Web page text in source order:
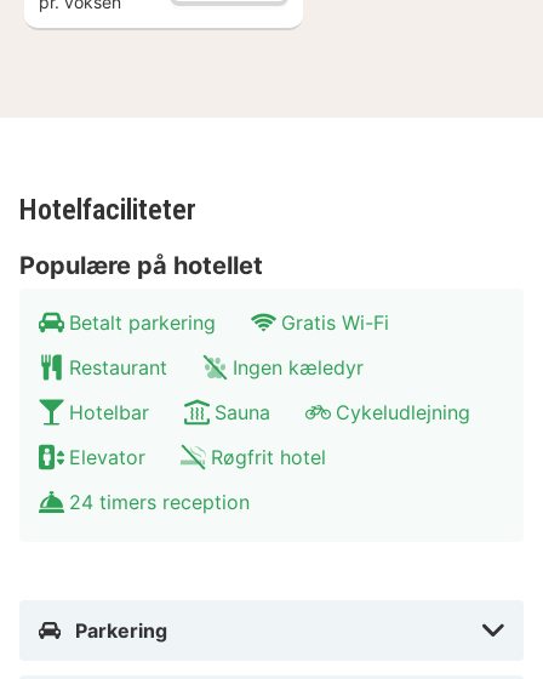
attraksjoner. Under oppholdet bør du absolutt besøke
og vandring. Om ønskelig kan du også sende en e-
sykkelutleie (en dag i forveien).
Hotelfaciliteter
Populære på hotellet
Betalt parkering
Gratis Wi-Fi
Restaurant
Ingen kæledyr
Hotelbar
Sauna
Cykeludlejning
Elevator
Røgfrit hotel
24 timers reception
Parkering